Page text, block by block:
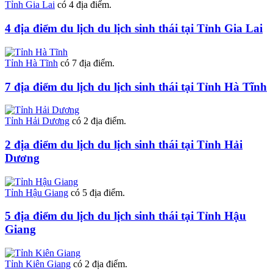
Tỉnh Gia Lai có 4 địa điểm.
4 địa điểm du lịch du lịch sinh thái tại Tỉnh Gia Lai
Tỉnh Hà Tĩnh có 7 địa điểm.
7 địa điểm du lịch du lịch sinh thái tại Tỉnh Hà Tĩnh
Tỉnh Hải Dương có 2 địa điểm.
2 địa điểm du lịch du lịch sinh thái tại Tỉnh Hải
Dương
Tỉnh Hậu Giang có 5 địa điểm.
5 địa điểm du lịch du lịch sinh thái tại Tỉnh Hậu
Giang
Tỉnh Kiên Giang có 2 địa điểm.